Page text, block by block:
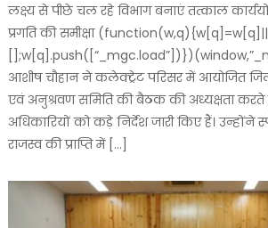
लक्ष्य से पीछे चल रहे विभाग बनाएं तत्काल
प्रगति की समीक्षा (function(w,q){w[q]=w[q]||
आशीष चौहान ने कलेक्ट्रेट परिसर में आयोजित
एवं अनुश्रवण समिति की बैठक की अध्यक्षता करते
अधिकारियों को कड़े निर्देश जारी किए हैं। उन्होंने
राजस्व की प्राप्ति में […]